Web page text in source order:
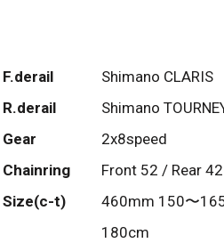
F.derail
Shimano CLARIS
R.derail
Shimano
Gear
2x8speed
Chainring
Front 52 / Rear 42
Size(c-t)
460mm 150〜
180cm